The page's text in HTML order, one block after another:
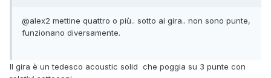
@alex2 mettine quattro o più.. sotto ai gira.. non sono punte,
funzionano diversamente.
Il gira è un tedesco acoustic solid che poggia su 3 punte con